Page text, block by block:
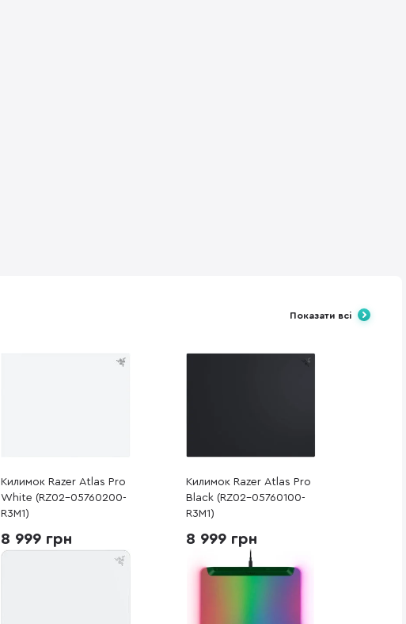
Показати всі
Килимок Razer Atlas Pro
White (RZ02-05760200-
R3M1)
8 999 грн
Килимок Razer Atlas Pro
Black (RZ02-05760100-
R3M1)
8 999 грн